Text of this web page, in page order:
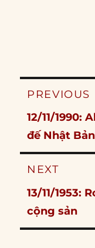
Post
PREVIOUS
Previous
post:
12/11/1990:
đế Nhật Bản
NEXT
Next
post:
13/11/1953:
cộng sản